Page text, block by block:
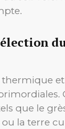
et
que le
la terre